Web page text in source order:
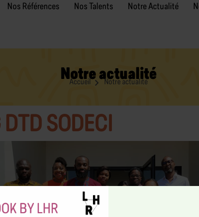
Nos Références Nos Talents Notre Actualité
Notre actualité
Accueil Notre actualité
SODECI